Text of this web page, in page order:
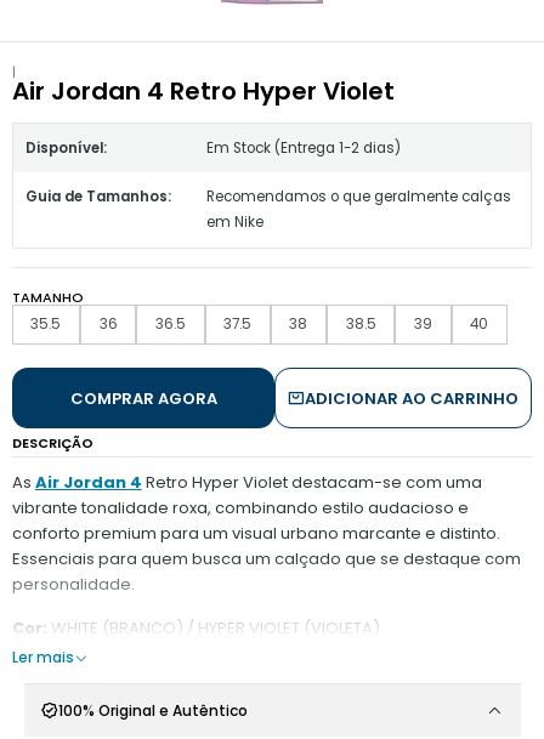
|
Air Jordan 4 Retro Hyper Violet
Disponível: Em Stock (Entrega 1-2 dias)
Guia de Tamanhos:
Recomendamos o que geralmente calças
em Nike
TAMANHO
35.5
36 36.5 37.5 38 38.5 39 40
ADICIONAR AO CARRINHO
COMPRAR AGORA
DESCRIÇÃO
As Air Jordan 4 Retro Hyper Violet destacam-se com uma
vibrante tonalidade roxa, combinando estilo audacioso e
conforto premium para um visual urbano marcante e distinto.
Essenciais para quem busca um calçado que se destaque com
personalidade.
Cor: WHITE (BRANCO) / HYPER VIOLET (VIOLETA)
Ler mais
100% Original e Autêntico